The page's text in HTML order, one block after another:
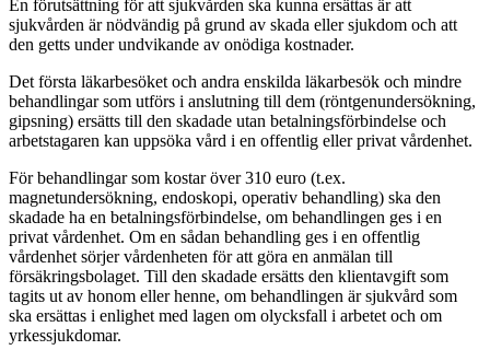
En förutsättning för att sjukvården ska kunna ersättas är att
sjukvården är nödvändig på grund av skada eller sjukdom och att
den getts under undvikande av onödiga kostnader.
Det första läkarbesöket och andra enskilda läkarbesök och mindre
behandlingar som utförs i anslutning till dem (röntgenundersökning,
gipsning) ersätts till den skadade utan betalningsförbindelse och
arbetstagaren kan uppsöka vård i en offentlig eller privat vårdenhet.
För behandlingar som kostar över 310 euro (t.ex.
magnetundersökning, endoskopi, operativ behandling) ska den
skadade ha en betalningsförbindelse, om behandlingen ges i en
privat vårdenhet. Om en sådan behandling ges i en offentlig
vårdenhet sörjer vårdenheten för att göra en anmälan till
försäkringsbolaget. Till den skadade ersätts den klientavgift som
tagits ut av honom eller henne, om behandlingen är sjukvård som
ska ersättas i enlighet med lagen om olycksfall i arbetet och om
yrkessjukdomar.